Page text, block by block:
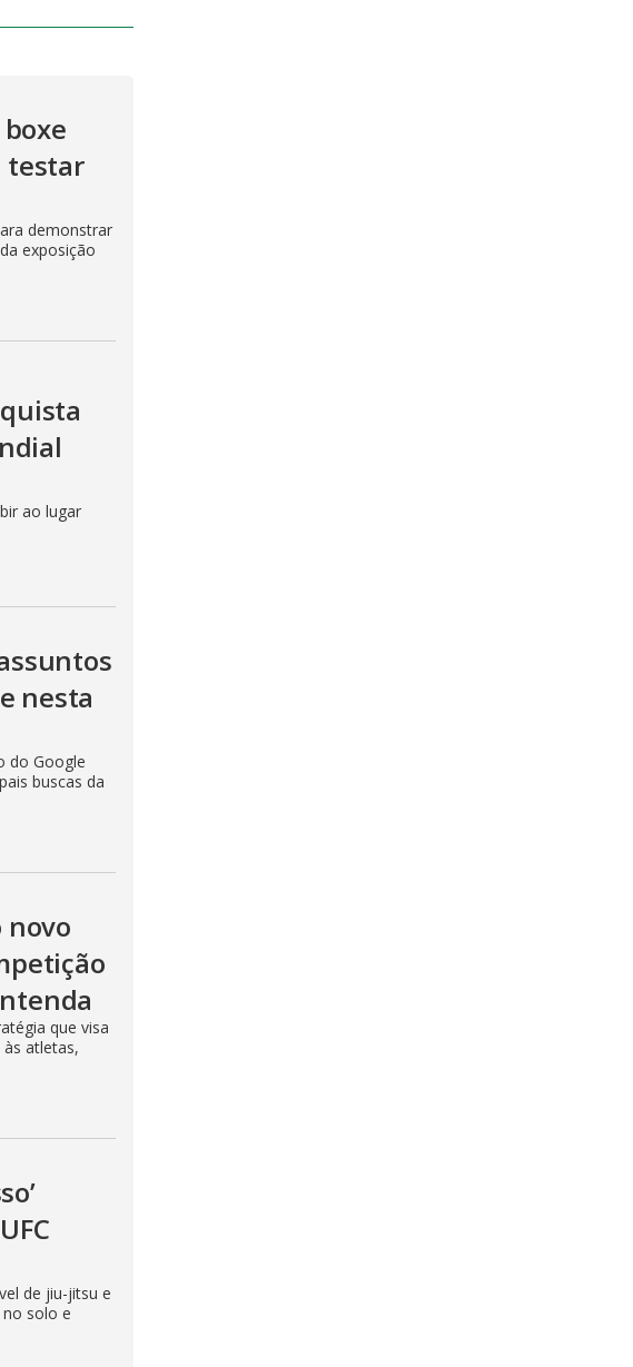
testar
demonstrar
exposição
ao lugar
nesta
do Google
buscas da
novo
que visa
atletas,
de jiu-jitsu e
solo e